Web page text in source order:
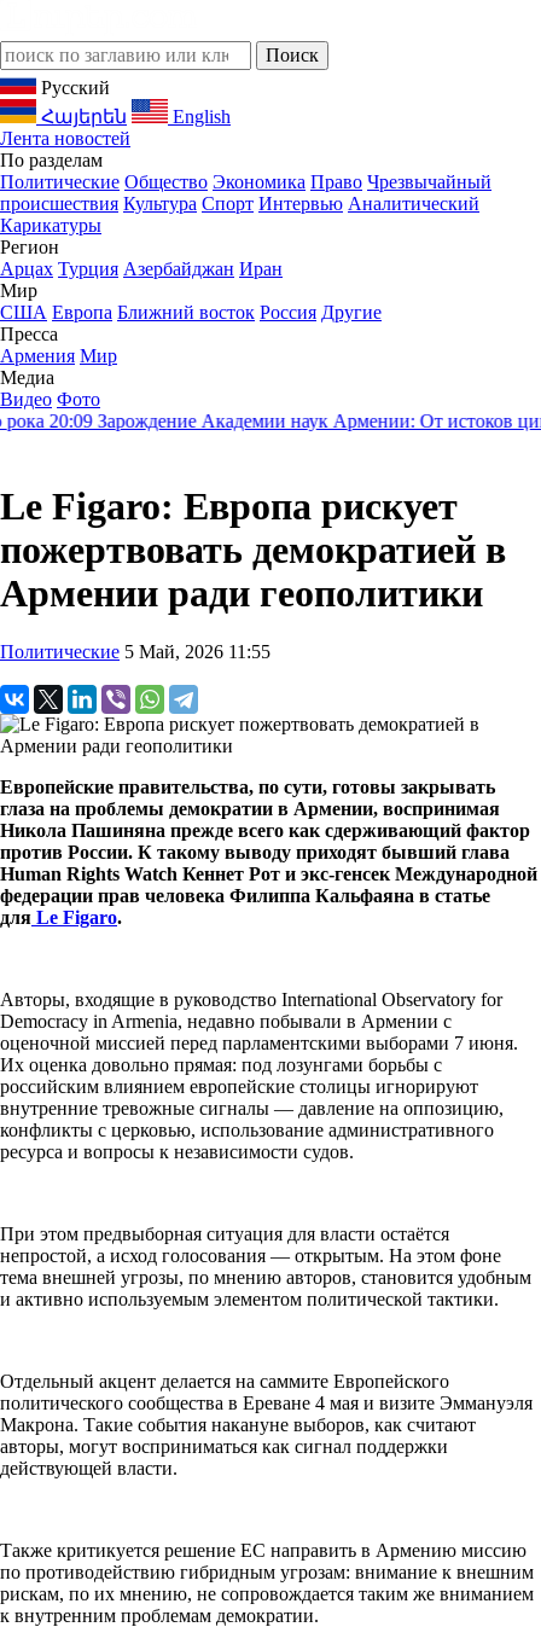
Русский
Հայերեն
English
Лента новостей
По разделам
Политические Общество Экономика Право Чрезвычайный
происшествия Культура Спорт Интервью Аналитический
Карикатуры
Регион
Арцах Турция Азербайджан Иран
Мир
США Европа Ближний восток Россия Другие
Пресса
Армения Мир
Медиа
Видео Фото
20:09Зарождение Академии наук Армении: От истоков
Le Figaro: Европа рискует
пожертвовать демократией в
Армении ради геополитики
Политические 5 Май, 2026 11:55
Европейские правительства, по сути, готовы закрывать
глаза на проблемы демократии в Армении, воспринимая
Никола Пашиняна прежде всего как сдерживающий фактор
против России. К такому выводу приходят бывший глава
Human Rights Watch Кеннет Рот и экс-генсек Международной
федерации прав человека Филиппа Кальфаяна в статье
для Le Figaro.
Авторы, входящие в руководство International Observatory for
Democracy in Armenia, недавно побывали в Армении с
оценочной миссией перед парламентскими выборами 7 июня.
Их оценка довольно прямая: под лозунгами борьбы с
российским влиянием европейские столицы игнорируют
внутренние тревожные сигналы — давление на оппозицию,
конфликты с церковью, использование административного
ресурса и вопросы к независимости судов.
При этом предвыборная ситуация для власти остаётся
непростой, а исход голосования — открытым. На этом фоне
тема внешней угрозы, по мнению авторов, становится удобным
и активно используемым элементом политической тактики.
Отдельный акцент делается на саммите Европейского
политического сообщества в Ереване 4 мая и визите Эммануэля
Макрона. Такие события накануне выборов, как считают
авторы, могут восприниматься как сигнал поддержки
действующей власти.
Также критикуется решение ЕС направить в Армению миссию
по противодействию гибридным угрозам: внимание к внешним
рискам, по их мнению, не сопровождается таким же вниманием
к внутренним проблемам демократии.